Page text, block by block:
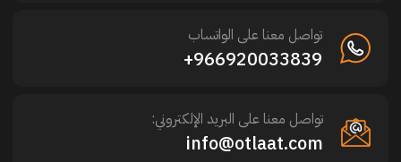
تواصل معنا على الواتساب
966920033839+
تواصل معنا على البريد الإلكتروني:
info@otlaat.com